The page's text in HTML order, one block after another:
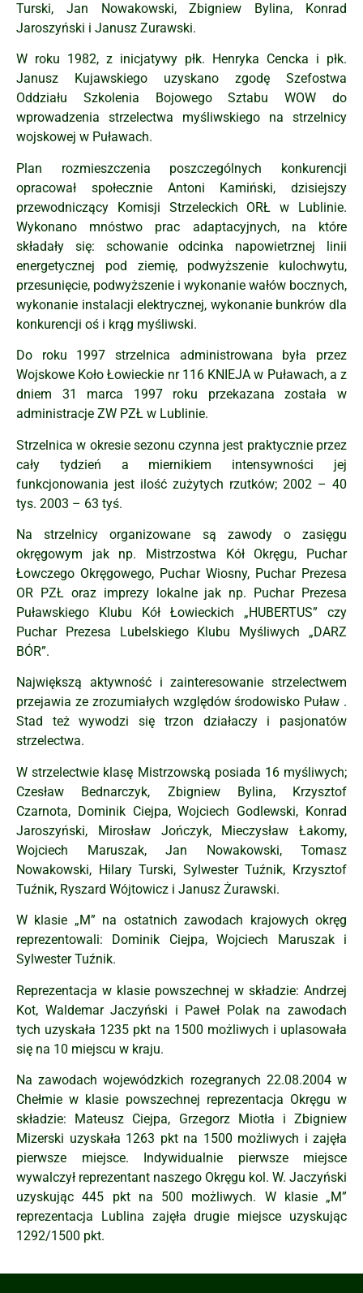
Turski, Jan Nowakowski, Zbigniew Bylina, Konrad
Jaroszyński i Janusz Zurawski.
W roku 1982, z inicjatywy płk. Henryka Cencka i płk.
Janusz Kujawskiego uzyskano zgodę Szefostwa
Oddziału Szkolenia Bojowego Sztabu WOW do
wprowadzenia strzelectwa myśliwskiego na strzelnicy
wojskowej w Puławach.
Plan rozmieszczenia poszczególnych konkurencji
opracował społecznie Antoni Kamiński, dzisiejszy
przewodniczący Komisji Strzeleckich ORŁ w Lublinie.
Wykonano mnóstwo prac adaptacyjnych, na które
składały się: schowanie odcinka napowietrznej linii
energetycznej pod ziemię, podwyższenie kulochwytu,
przesunięcie, podwyższenie i wykonanie wałów bocznych,
wykonanie instalacji elektrycznej, wykonanie bunkrów dla
konkurencji oś i krąg myśliwski.
Do roku 1997 strzelnica administrowana była przez
Wojskowe Koło Łowieckie nr 116 KNIEJA w Puławach, a z
dniem 31 marca 1997 roku przekazana została w
administracje ZW PZŁ w Lublinie.
Strzelnica w okresie sezonu czynna jest praktycznie przez
cały tydzień a miernikiem intensywności jej
funkcjonowania jest ilość zużytych rzutków; 2002 – 40
tys. 2003 – 63 tyś.
Na strzelnicy organizowane są zawody o zasięgu
okręgowym jak np. Mistrzostwa Kół Okręgu, Puchar
Łowczego Okręgowego, Puchar Wiosny, Puchar Prezesa
OR PZŁ oraz imprezy lokalne jak np. Puchar Prezesa
Puławskiego Klubu Kół Łowieckich „HUBERTUS” czy
Puchar Prezesa Lubelskiego Klubu Myśliwych „DARZ
BÓR”.
Największą aktywność i zainteresowanie strzelectwem
przejawia ze zrozumiałych względów środowisko Puław .
Stad też wywodzi się trzon działaczy i pasjonatów
strzelectwa.
W strzelectwie klasę Mistrzowską posiada 16 myśliwych;
Czesław Bednarczyk, Zbigniew Bylina, Krzysztof
Czarnota, Dominik Ciejpa, Wojciech Godlewski, Konrad
Jaroszyński, Mirosław Jończyk, Mieczysław Łakomy,
Wojciech Maruszak, Jan Nowakowski, Tomasz
Nowakowski, Hilary Turski, Sylwester Tuźnik, Krzysztof
Tuźnik, Ryszard Wójtowicz i Janusz Żurawski.
W klasie „M” na ostatnich zawodach krajowych okręg
reprezentowali: Dominik Ciejpa, Wojciech Maruszak i
Sylwester Tuźnik.
Reprezentacja w klasie powszechnej w składzie: Andrzej
Kot, Waldemar Jaczyński i Paweł Polak na zawodach
tych uzyskała 1235 pkt na 1500 możliwych i uplasowała
się na 10 miejscu w kraju.
Na zawodach wojewódzkich rozegranych 22.08.2004 w
Chełmie w klasie powszechnej reprezentacja Okręgu w
składzie: Mateusz Ciejpa, Grzegorz Miotła i Zbigniew
Mizerski uzyskała 1263 pkt na 1500 możliwych i zajęła
pierwsze miejsce. Indywidualnie pierwsze miejsce
wywalczył reprezentant naszego Okręgu kol. W. Jaczyński
uzyskując 445 pkt na 500 możliwych. W klasie „M”
reprezentacja Lublina zajęła drugie miejsce uzyskując
1292/1500 pkt.